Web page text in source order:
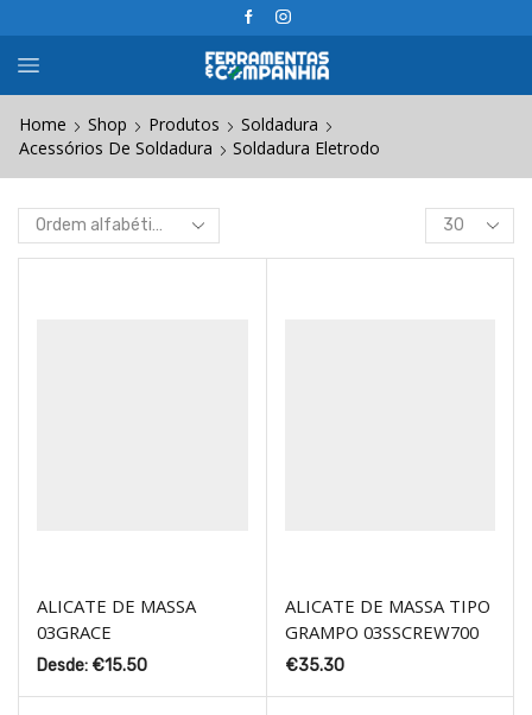
Home Shop Produtos
Soldadura
Acessórios De Soldadura
Soldadura Eletrodo
Products
per
ALICATE DE MASSA
03GRACE
Desde: €15.50
ALICATE DE MASSA TIPO
GRAMPO 03SSCREW700
€35.30